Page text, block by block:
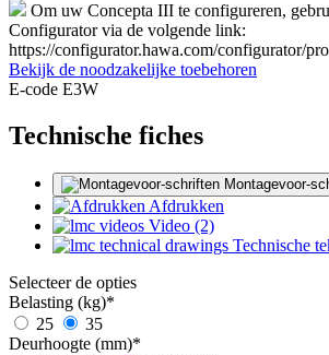
Om uw Concepta III te configureren,
Configurator via de volgende link:
https://configurator.hawa.com/configurator/
Bekijk de noodzakelijke toebehoren
E-code E3W
Technische fiches
Montagevoor-
Afdrukken
Video (2)
Technische
Selecteer de opties
Belasting (kg)*
25
35
Deurhoogte (mm)*